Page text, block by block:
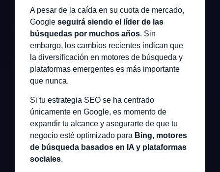
A pesar de la caída en su cuota de mercado,
Google seguirá siendo el líder de las
búsquedas por muchos años. Sin
embargo, los cambios recientes indican que
la diversificación en motores de búsqueda y
plataformas emergentes es más importante
que nunca.
Si tu estrategia SEO se ha centrado
únicamente en Google, es momento de
expandir tu alcance y asegurarte de que tu
negocio esté optimizado para Bing, motores
de búsqueda basados en IA y plataformas
sociales.